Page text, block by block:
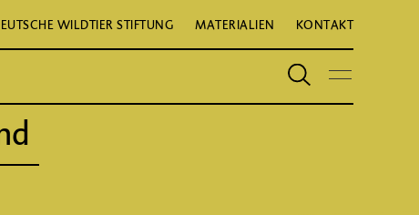
WILDTIER STIFTUNG MATERIALIEN KONTAKT